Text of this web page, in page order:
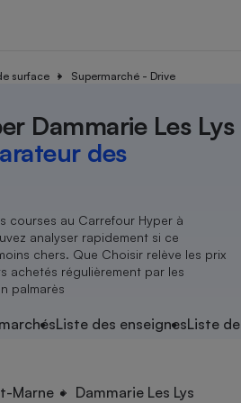
surface Supermarché - Drive
Dammarie Les Lys
des
courses au Carrefour Hyper à
analyser rapidement si ce
chers. Que Choisir relève les prix
achetés régulièrement par les
palmarès
Liste des enseignesListe
Marne Dammarie Les Lys
Additifs
Agriculture
Produit alimentaire
Achat - Vente - Location
Carburant
Magasin - Grande surface
Marketing - Fidélisation
Organismes de défense
Système judiciaire
Air
Déchet
Eau
Achat - Vente - Travaux
Location
Sport
Vacances - Tourisme
électrique
Démarche administrative
Senior
Service marchand
Train
Transport aérien
locale
Choisir Ensemble